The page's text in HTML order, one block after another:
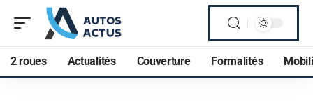
2 roues Actualités Couverture Formalités